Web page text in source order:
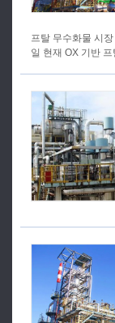
프탈 무수화물 시장 약세리 (Ly) 9 월 안정화
일 현재 OX 기반